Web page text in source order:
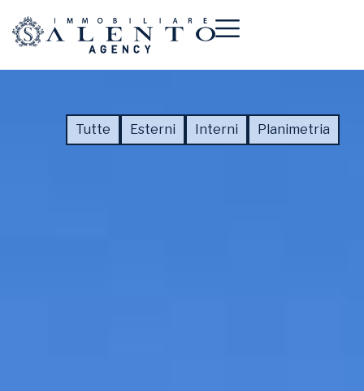
Tutte Esterni Interni Planimetria